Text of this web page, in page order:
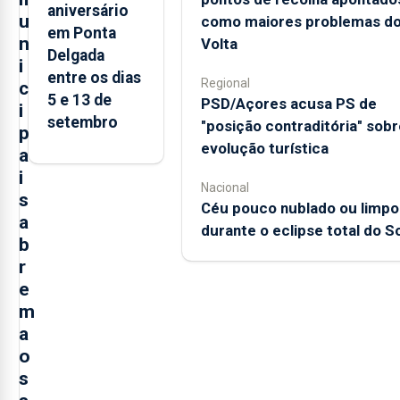
u
n
i
c
i
p
a
i
s
a
b
r
e
m
a
o
s
aniversário
em Ponta
Delgada
entre os dias
5 e 13 de
setembro
como maiores problemas
Volta
Regional
PSD/Açores acusa PS de
"posição contraditória"
evolução turística
Nacional
Céu pouco nublado ou limpo
durante o eclipse total do